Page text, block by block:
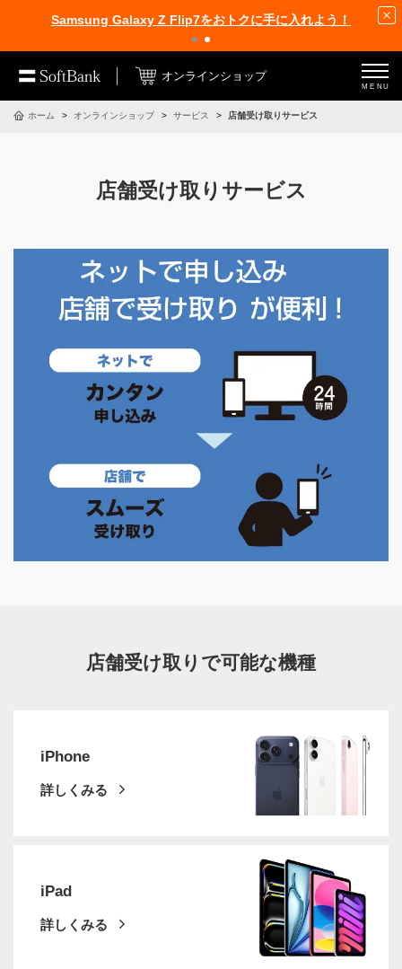
Samsung Galaxy Z Flip7をおトクに手に入れよう！
オンラインショップ
MENU
ホーム オンラインショップ サービス 店舗受け取りサービス
店舗受け取りサービス
店舗受け取りで可能な機種
iPhone
詳しくみる
iPad
詳しくみる